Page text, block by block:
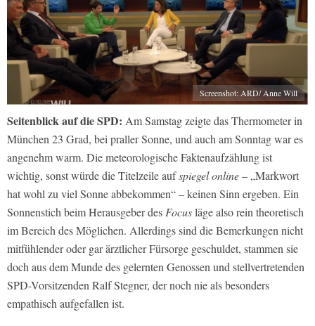
Screenshot: ARD/ Anne Will
Seitenblick auf die SPD: Am Samstag zeigte das Thermometer in
München 23 Grad, bei praller Sonne, und auch am Sonntag war es
angenehm warm. Die meteorologische Faktenaufzählung ist
wichtig, sonst würde die Titelzeile aufspiegel online– „Markwort
hat wohl zu viel Sonne abbekommen“ – keinen Sinn ergeben. Ein
Sonnenstich beim Herausgeber des Focusläge also rein theoretisch
im Bereich des Möglichen. Allerdings sind die Bemerkungen nicht
mitfühlender oder gar ärztlicher Fürsorge geschuldet, stammen sie
doch aus dem Munde des gelernten Genossen und stellvertretenden
SPD-Vorsitzenden Ralf Stegner, der noch nie als besonders
empathisch aufgefallen ist.